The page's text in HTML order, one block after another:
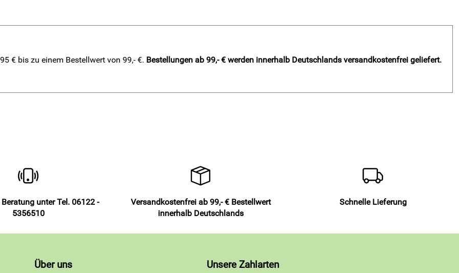
€ bis zu einem Bestellwert von 99,- €. Bestellungen ab 99,- € werden innerhalb Deutschlands versandkostenfrei geliefert.
unter Tel. 06122 -
5356510
Versandkostenfrei ab 99,- € Bestellwert
innerhalb Deutschlands
Schnelle Lieferung
Über uns Unsere Zahlarten